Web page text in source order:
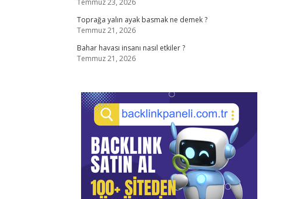
Temmuz 23, 2026
Toprağa yalın ayak basmak ne demek ?
Temmuz 21, 2026
Bahar havası insanı nasıl etkiler ?
Temmuz 21, 2026